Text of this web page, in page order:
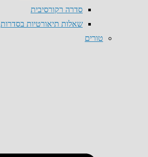
סדרה רקורסיבית
שאלות תיאורטיות בסדרות
טורים